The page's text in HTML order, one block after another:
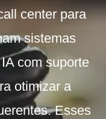
center para
sistemas
com suporte
otimizar a
Esses